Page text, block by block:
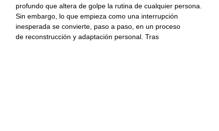
profundo que altera de golpe la rutina de cualquier persona.
Sin embargo, lo que empieza como una interrupción
inesperada se convierte, paso a paso, en un proceso
de reconstrucción y adaptación personal. Tras